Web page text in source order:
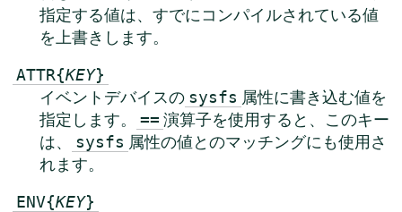
指定する値は、すでにコンパイルされている値
を上書きします。
ATTR{KEY}
イベントデバイスの sysfs 属性に書き込む値を
指定します。
== 演算子を使用すると、このキー
は、
sysfs 属性の値とのマッチングにも使用さ
れます。
ENV{KEY}